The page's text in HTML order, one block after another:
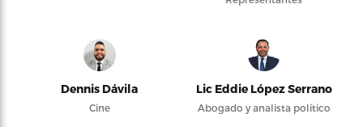
Dennis Dávila
Cine
Lic Eddie López Serrano
Abogado y analista político